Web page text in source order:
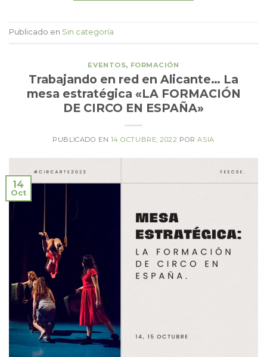
Publicado en Sin categoría
EVENTOS, FORMACIÓN
Trabajando en red en Alicante… La
mesa estratégica «LA FORMACIÓN
DE CIRCO EN ESPAÑA»
PUBLICADO EN 14 OCTUBRE, 2022 PORASIA
14
Oct